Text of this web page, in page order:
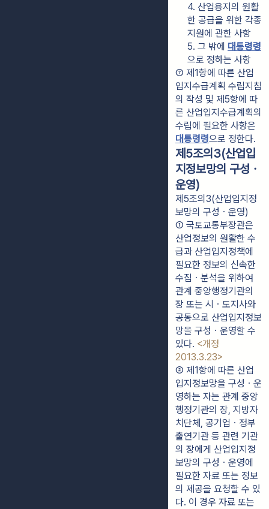
4. 산업용지의 원활
한 공급을 위한 각종
지원에 관한 사항
5. 그 밖에 대통령령
으로 정하는 사항
⑦ 제1항에 따른 산업
입지수급계획 수립지침
의 작성 및 제5항에 따
른 산업입지수급계획의
대통령령으로 정한다.
제5조의3(산업입
지정보망의 구성ㆍ
운영)
제5조의3(산업입지정
보망의 구성ㆍ운영)
① 국토교통부장관은
산업정보의 원활한 수
급과 산업입지정책에
필요한 정보의 신속한
수집ㆍ분석을 위하여
관계 중앙행정기관의
장 또는 시ㆍ도지사와
공동으로 산업입지정보
망을 구성ㆍ운영할 수
있다. <개정
2013.3.23>
② 제1항에 따른 산업
입지정보망을 구성ㆍ운
영하는 자는 관계 중앙
행정기관의 장, 지방자
치단체, 공기업ㆍ정부
출연기관 등 관련 기관
의 장에게 산업입지정
보망의 구성ㆍ운영에
필요한 자료 또는 정보
의 제공을 요청할 수 있
다. 이 경우 자료 또는